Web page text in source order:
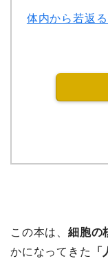
体内から若返
この本は、 細胞の
かになってきた